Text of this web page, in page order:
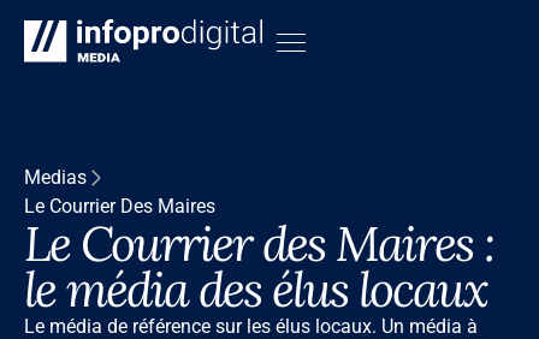
Medias
Le Courrier Des Maires
Le Courrier des Maires :
le média des élus locaux
Le média de référence sur les élus locaux. Un média à